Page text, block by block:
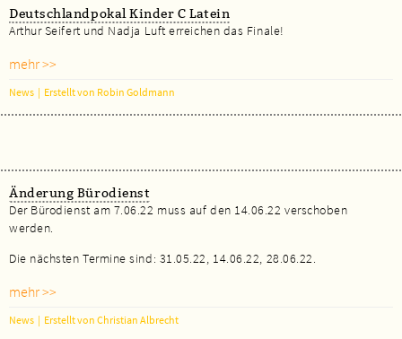
Deutschlandpokal Kinder C Latein
Arthur Seifert und Nadja Luft erreichen das Finale!
mehr >>
News | Erstellt von Robin Goldmann
Änderung Bürodienst
Der Bürodienst am 7.06.22 muss auf den 14.06.22 verschoben
werden.
Die nächsten Termine sind: 31.05.22, 14.06.22, 28.06.22.
mehr >>
News | Erstellt von Christian Albrecht